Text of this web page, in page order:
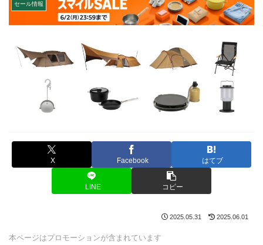
セール情報
X Facebook はてブ
LINE コピー
2025.05.31 2025.06.01
本ページはプロモーションが含まれています